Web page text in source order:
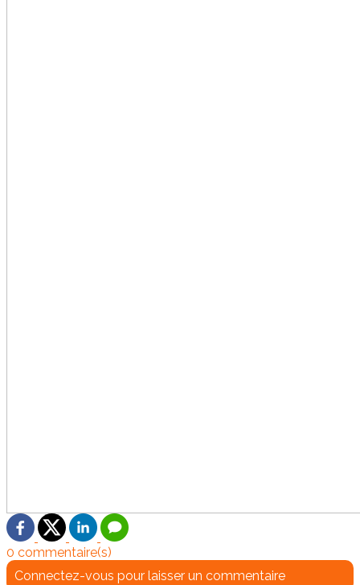
0 commentaire(s)
Connectez-vous pour laisser un commentaire